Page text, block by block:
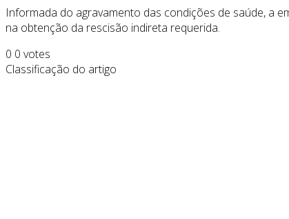
Informada do agravamento das condições de saúde, a
na obtenção da rescisão indireta requerida.
0 0 votes
Classificação do artigo